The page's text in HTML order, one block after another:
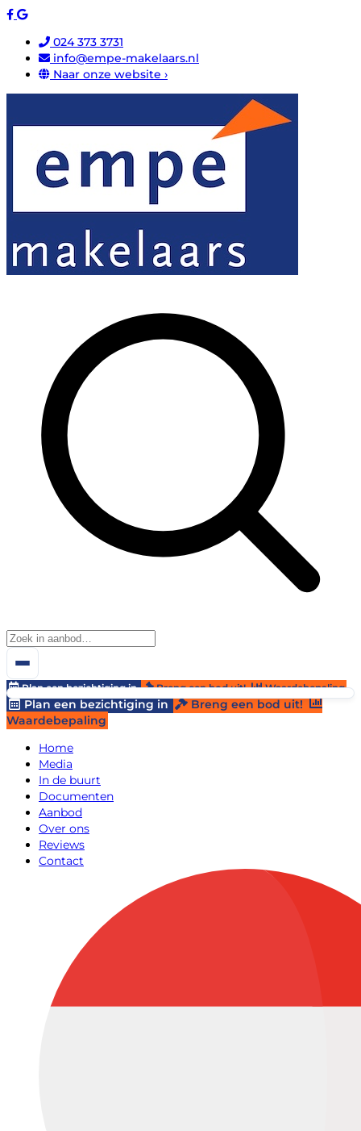
024 373 3731
info@empe-makelaars.nl
Naar onze website ›
Plan een bezichtiging in Breng een bod uit! Waardebepaling
Plan een bezichtiging in
Breng een bod uit!
Waardebepaling
Home
Media
In de buurt
Documenten
Aanbod
Over ons
Reviews
Contact